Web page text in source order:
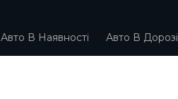
Авто В Наявності
Авто В Дорозі